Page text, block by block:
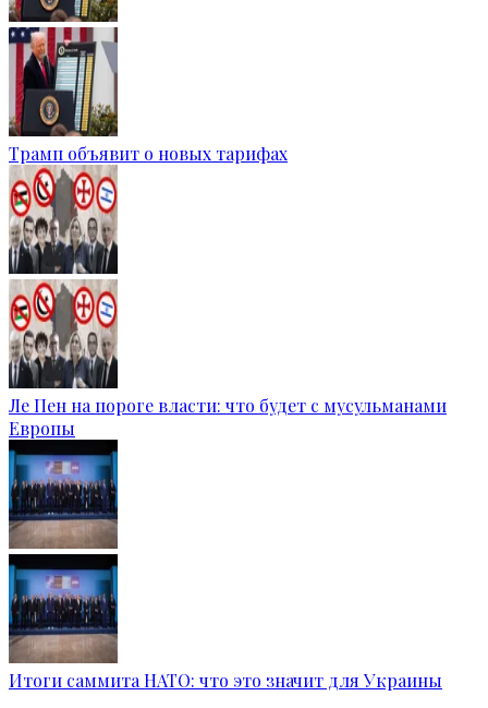
Трамп объявит о новых тарифах
Ле Пен на пороге власти: что будет с мусульманами
Европы
Итоги саммита НАТО: что это значит для Украины